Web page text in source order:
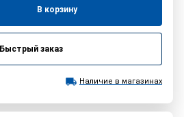
В корзину
Быстрый заказ
Наличие в магазинах